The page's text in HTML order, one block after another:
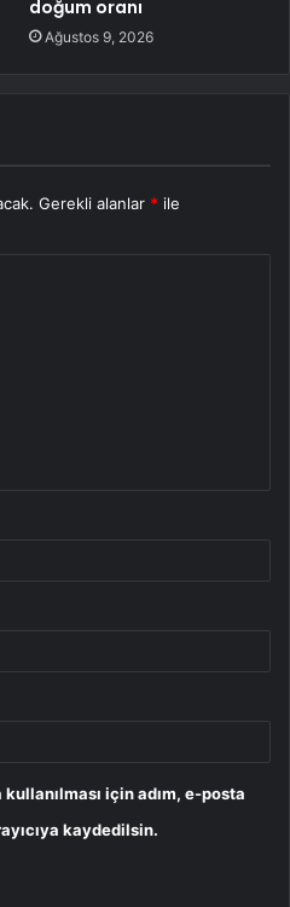
doğum oranı
Ağustos 9, 2026
Gerekli alanlar * ile
için adım, e-posta
kaydedilsin.